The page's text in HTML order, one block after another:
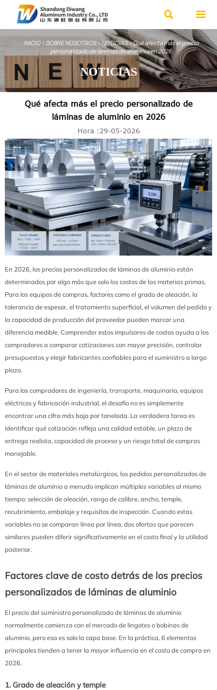
 
INICIO>SOBRE NOSOTROS>NOTICIAS>Qué afecta más el precio
personalizado de láminas de aluminio en 2026
NOTICIAS
Qué afecta más el precio personalizado de
láminas de aluminio en 2026
Hora :29-05-2026
En 2026, los precios personalizados de láminas de aluminio están
determinados por algo más que solo los costos de las materias primas.
Para los equipos de compras, factores como el grado de aleación, la
tolerancia de espesor, el tratamiento superficial, el volumen del pedido y
la capacidad de producción del proveedor pueden marcar una
diferencia medible. Comprender estos impulsores de costos ayuda a los
compradores a comparar cotizaciones con mayor precisión, controlar
presupuestos y elegir fabricantes confiables para el suministro a largo
plazo.
Para los compradores de ingeniería, transporte, maquinaria, equipos
eléctricos y fabricación industrial, el desafío no es simplemente
encontrar una cifra más baja por tonelada. La verdadera tarea es
identificar qué cotización refleja una calidad estable, un plazo de
entrega realista, capacidad de proceso y un riesgo total de compras
manejable.
En el sector de materiales metalúrgicos, los pedidos personalizados de
láminas de aluminio a menudo implican múltiples variables al mismo
tiempo: selección de aleación, rango de calibre, ancho, temple,
recubrimiento, embalaje y requisitos de inspección. Cuando estas
variables no se comparan línea por línea, dos ofertas que parecen
similares pueden diferir significativamente en el costo final y la utilidad
posterior.
Factores clave de costo detrás de los precios
personalizados de láminas de aluminio
El precio del suministro personalizado de láminas de aluminio
normalmente comienza con el mercado de lingotes o bobinas de
aluminio, pero esa es solo la capa base. En la práctica, 6 elementos
principales tienden a tener la mayor influencia en el costo de compra en
2026.
1. Grado de aleación y temple